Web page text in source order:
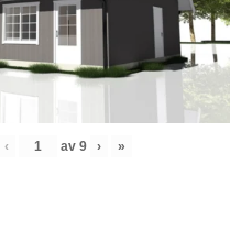
‹ av 9 › »